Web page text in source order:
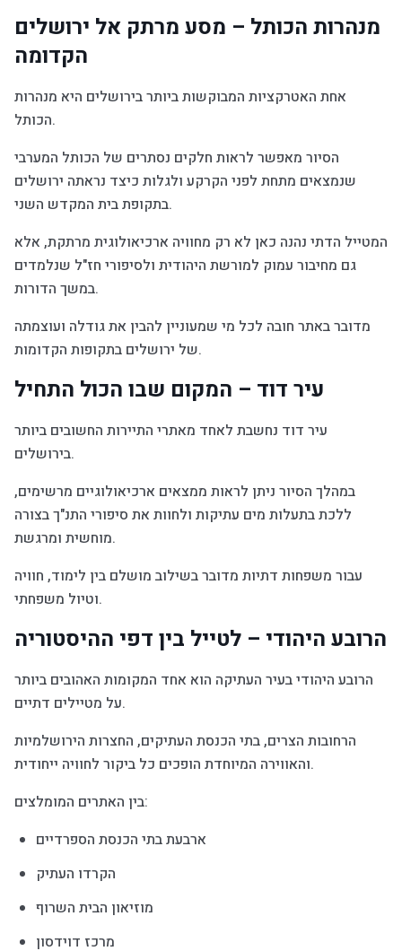
מנהרות הכותל – מסע מרתק אל ירושלים
הקדומה
אחת האטרקציות המבוקשות ביותר בירושלים היא מנהרות
הכותל.
הסיור מאפשר לראות חלקים נסתרים של הכותל המערבי
שנמצאים מתחת לפני הקרקע ולגלות כיצד נראתה ירושלים
בתקופת בית המקדש השני.
המטייל הדתי נהנה כאן לא רק מחוויה ארכיאולוגית מרתקת, אלא
גם מחיבור עמוק למורשת היהודית ולסיפורי חז"ל שנלמדים
במשך הדורות.
מדובר באתר חובה לכל מי שמעוניין להבין את גודלה ועוצמתה
של ירושלים בתקופות הקדומות.
עיר דוד – המקום שבו הכול התחיל
עיר דוד נחשבת לאחד מאתרי התיירות החשובים ביותר
בירושלים.
במהלך הסיור ניתן לראות ממצאים ארכיאולוגיים מרשימים,
ללכת בתעלות מים עתיקות ולחוות את סיפורי התנ"ך בצורה
מוחשית ומרגשת.
עבור משפחות דתיות מדובר בשילוב מושלם בין לימוד, חוויה
וטיול משפחתי.
הרובע היהודי – לטייל בין דפי ההיסטוריה
הרובע היהודי בעיר העתיקה הוא אחד המקומות האהובים ביותר
על מטיילים דתיים.
הרחובות הצרים, בתי הכנסת העתיקים, החצרות הירושלמיות
והאווירה המיוחדת הופכים כל ביקור לחוויה ייחודית.
בין האתרים המומלצים:
ארבעת בתי הכנסת הספרדיים
הקרדו העתיק
מוזיאון הבית השרוף
מרכז דוידסון